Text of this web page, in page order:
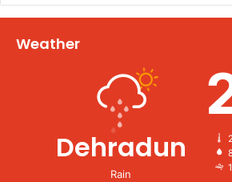
Weather
Dehradun
Rain